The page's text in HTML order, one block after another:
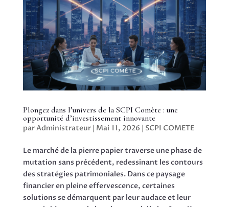
Plongez dans l’univers de la SCPI Comète : une
opportunité d’investissement innovante
parAdministrateur| Mai 11, 2026 SCPI COMETE
Le marché de la pierre papier traverse une phase de
mutation sans précédent, redessinant les contours
des stratégies patrimoniales. Dans ce paysage
financier en pleine effervescence, certaines
solutions se démarquent par leur audace et leur